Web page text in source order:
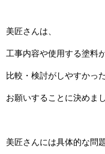
美匠さんは、
工事内容や使用する塗料
比較・検討がしやすかっ
お願いすることに決めまし
美匠さんには具体的な問